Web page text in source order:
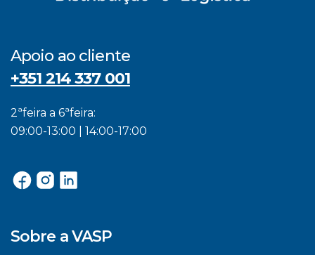
Apoio ao cliente
+351 214 337 001
2ªfeira a 6ªfeira:
09:00-13:00 | 14:00-17:00
Sobre a VASP